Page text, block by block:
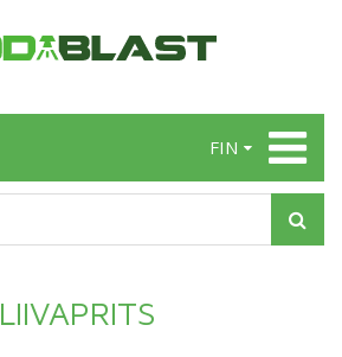
FIN
LIIVAPRITS